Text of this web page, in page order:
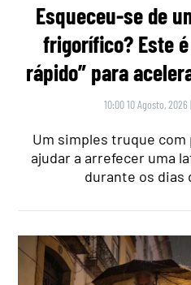
Esqueceu-se de
frigorífico? Este
rápido” para
10:00 10 Agosto, 2026 |
Um simples truque com
ajudar a arrefecer uma
durante os dias